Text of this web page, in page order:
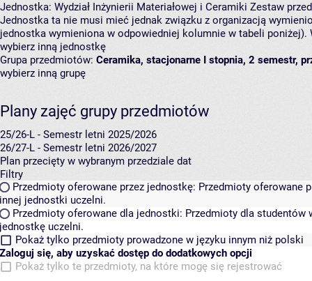
Jednostka: Wydział Inżynierii Materiałowej i Ceramiki Zestaw
Jednostka ta nie musi mieć jednak związku z organizacją
jednostka wymieniona w odpowiedniej kolumnie w tabeli
wybierz inną jednostkę
Grupa przedmiotów: Ceramika, stacjonarne I stopnia, 2 semestr,
wybierz inną grupę
Plany zajęć grupy przedmiotów
25/26-L - Semestr letni 2025/2026
26/27-L - Semestr letni 2026/2027
Plan przecięty w wybranym przedziale dat
Filtry
Przedmioty oferowane przez jednostkę: Przedmioty oferowane
innej jednostki uczelni.
Przedmioty oferowane dla jednostki: Przedmioty dla studentów
jednostkę uczelni.
Pokaż tylko przedmioty prowadzone w języku innym niż polski
Zaloguj się, aby uzyskać dostęp do dodatkowych opcji
Pokaż tylko te przedmioty, na które mogę się rejestrować